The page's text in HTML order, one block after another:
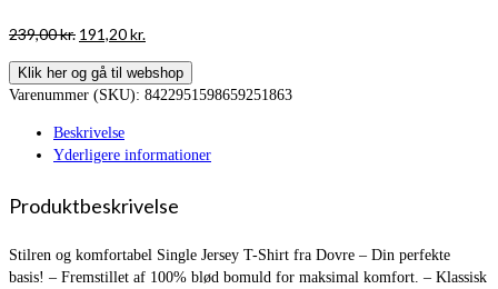
239,00kr. Den
pris
var:
191,20kr.
pris
er:
Klik her og gå til webshop
Varenummer (SKU): 8422951598659251863
Beskrivelse
Yderligere informationer
Produktbeskrivelse
Stilren og komfortabel Single Jersey T-Shirt fra Dovre – Din perfekte
basis! – Fremstillet af 100% blød bomuld for maksimal komfort. – Klassisk